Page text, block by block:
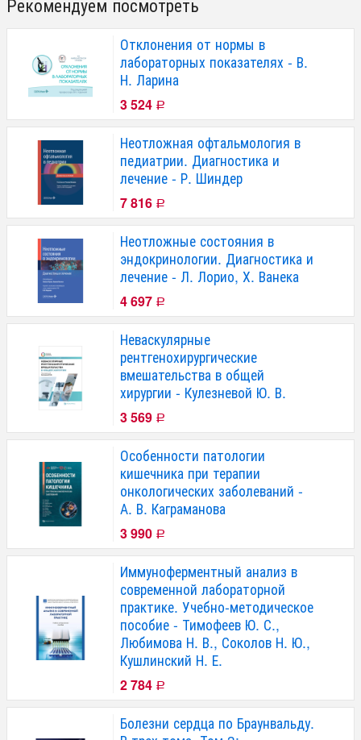
Отклонения от нормы в
лабораторных показателях - В.
Н. Ларина
3 524 Р
Неотложная офтальмология в
педиатрии. Диагностика и
лечение - Р. Шиндер
7 816 Р
Неотложные состояния в
эндокринологии. Диагностика и
лечение - Л. Лорио, Х. Ванека
4 697 Р
Неваскулярные
рентгенохирургические
вмешательства в общей
хирургии - Кулезневой Ю. В.
3 569 Р
Особенности патологии
кишечника при терапии
онкологических заболеваний -
А. В. Каграманова
3 990 Р
Иммуноферментный анализ в
современной лабораторной
практике. Учебно-методическое
пособие - Тимофеев Ю. С.,
Любимова Н. В., Соколов Н. Ю.,
Кушлинский Н. Е.
2 784 Р
Болезни сердца по Браунвальду.